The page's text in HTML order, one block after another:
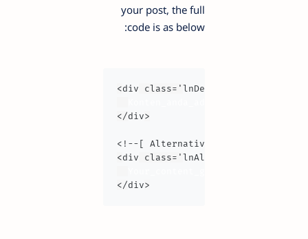
your post, the full
code is as below:
<div class='lnDef
</div>
<!--[ Alternative language ]-->
<div class='lnAlt
</div>